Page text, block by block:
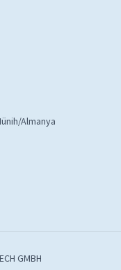
Almanya
GMBH